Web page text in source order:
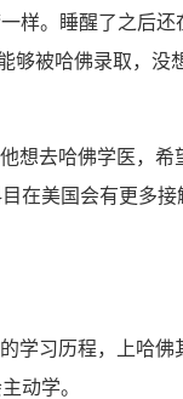
样。睡醒了之后还
够被哈佛录取，没
想去哈佛学医，希
在美国会有更多接
学习历程，上哈佛
动学。